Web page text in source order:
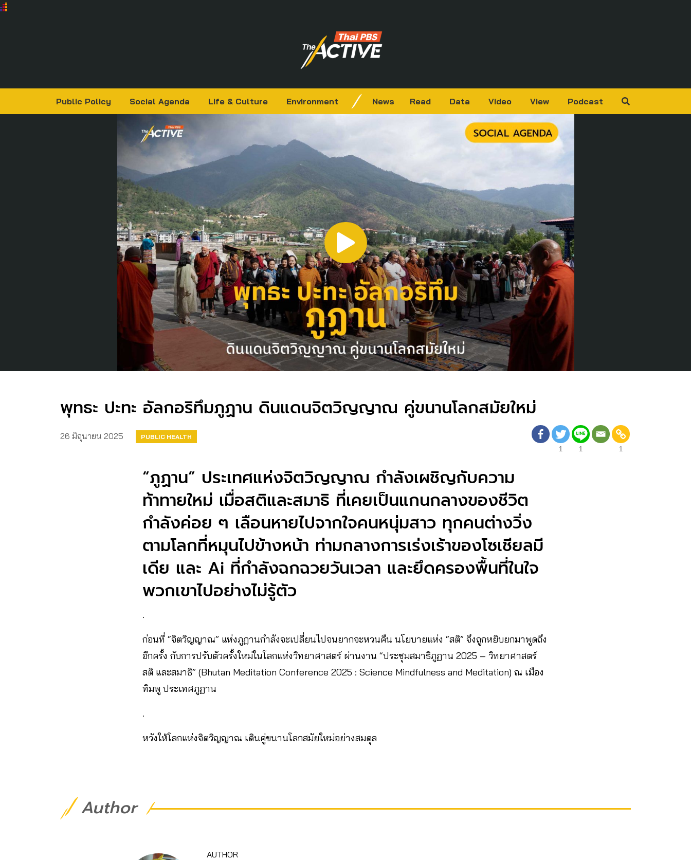
Public Policy Social Agenda Life & Culture Environment News Read Data Video View Podcast
พุทธะ ปะทะ อัลกอริทึมภูฏาน ดินแดนจิตวิญญาณ คู่ขนานโลกสมัยใหม่
26 มิถุนายน 2025
PUBLIC HEALTH
1
1 1
“ภูฏาน” ประเทศแห่งจิตวิญญาณ กำลังเผชิญกับความ
ท้าทายใหม่ เมื่อสติและสมาธิ ที่เคยเป็นแกนกลางของชีวิต
กำลังค่อย ๆ เลือนหายไปจากใจคนหนุ่มสาว ทุกคนต่างวิ่ง
ตามโลกที่หมุนไปข้างหน้า ท่ามกลางการเร่งเร้าของโซเชียลมี
เดีย และ Ai ที่กำลังฉกฉวยวันเวลา และยึดครองพื้นที่ในใจ
พวกเขาไปอย่างไม่รู้ตัว
.
ก่อนที่ “จิตวิญญาณ” แห่งภูฏานกำลังจะเปลี่ยนไปจนยากจะหวนคืน นโยบายแห่ง “สติ” จึงถูกหยิบยกมาพูดถึง
อีกครั้ง กับการปรับตัวครั้งใหม่ในโลกแห่งวิทยาศาสตร์ ผ่านงาน “ประชุมสมาธิภูฏาน 2025 – วิทยาศาสตร์
สติ และสมาธิ” (Bhutan Meditation Conference 2025 : Science Mindfulness and Meditation) ณ เมือง
ทิมพู ประเทศภูฏาน
.
หวังให้โลกแห่งจิตวิญญาณ เดินคู่ขนานโลกสมัยใหม่อย่างสมดุล
Author
AUTHOR